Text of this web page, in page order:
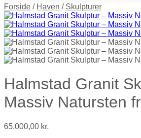
Forside / Haven / Skulpturer
Halmstad Granit
Massiv Natursten
65.000,00 kr.